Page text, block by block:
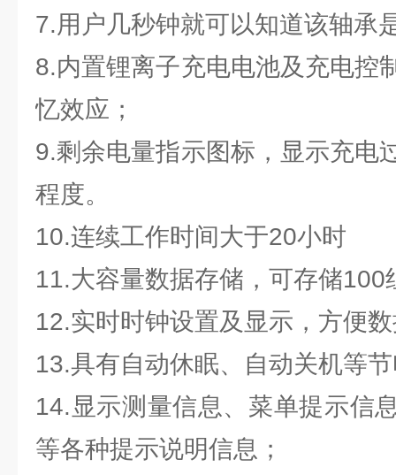
7.用户几秒钟就可以知道该轴承
8.内置锂离子充电电池及充电控
忆效应；
9.剩余电量指示图标，显示充电
程度。
10.连续工作时间大于20小时
11.大容量数据存储，可存储100
12.实时时钟设置及显示，方便
13.具有自动休眠、自动关机等
14.显示测量信息、菜单提示信
等各种提示说明信息；